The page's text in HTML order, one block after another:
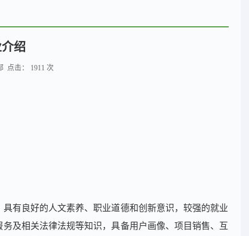
绍
点击： 1911 次
有良好的人文素养、职业道德和创新意识，较强的就业
及相关法律法规等知识，具备用户画像、项目销售、互